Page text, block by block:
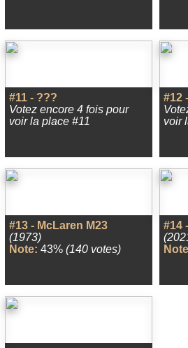
#11 - ???
Votez encore 4 fois pour
voir la place #11
#12
voir
#13 - McLaren M23
(1973)
Note: 43% (140 votes)
#14